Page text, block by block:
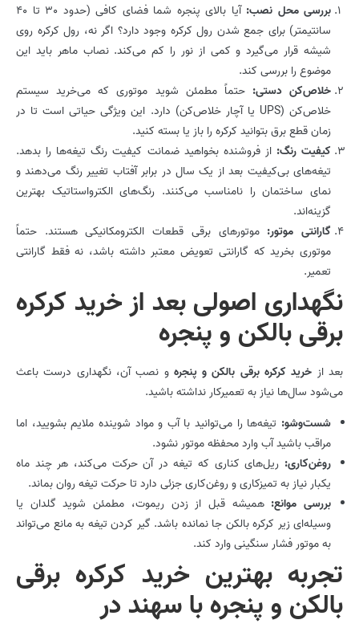
بررسی محل نصب:
آیا بالای پنجره شما فضای کافی (حدود 30 تا 40
سانتیمتر) برای جمع شدن رول کرکره وجود دارد؟ اگر نه، رول کرکره روی
شیشه قرار می‌گیرد و کمی از نور را کم می‌کند. نصاب ماهر باید این
موضوع را بررسی کند.
خلاص‌کن دستی: حتماً مطمئن شوید موتوری که می‌خرید سیستم
خلاص‌کن (UPS یا آچار خلاص‌کن) دارد. این ویژگی حیاتی است تا در
زمان قطع برق بتوانید کرکره را باز یا بسته کنید.
کیفیت رنگ: از فروشنده بخواهید ضمانت کیفیت رنگ تیغه‌ها را بدهد.
تیغه‌های بی‌کیفیت بعد از یک سال در برابر آفتاب تغییر رنگ می‌دهند و
نمای ساختمان را نامناسب می‌کنند. رنگ‌های الکترواستاتیک بهترین
گزینه‌اند.
گارانتی موتور: موتورهای برقی قطعات الکترومکانیکی هستند. حتماً
موتوری بخرید که گارانتی تعویض معتبر داشته باشد، نه فقط گارانتی
تعمیر.
نگهداری اصولی بعد از خرید کرکره
برقی بالکن و پنجره
بعد از خرید کرکره برقی بالکن و پنجره و نصب آن، نگهداری درست باعث
می‌شود سال‌ها نیاز به تعمیرکار نداشته باشید.
شست‌وشو: تیغه‌ها را می‌توانید با آب و مواد شوینده ملایم بشویید، اما
مراقب باشید آب وارد محفظه موتور نشود.
روغن‌کاری: ریل‌های کناری که تیغه در آن حرکت می‌کند، هر چند ماه
یکبار نیاز به تمیزکاری و روغن‌کاری جزئی دارد تا حرکت تیغه روان بماند.
بررسی موانع: همیشه قبل از زدن ریموت، مطمئن شوید گلدان یا
وسیله‌ای زیر کرکره بالکن جا نمانده باشد. گیر کردن تیغه به مانع می‌تواند
به موتور فشار سنگینی وارد کند.
تجربه بهترین خرید کرکره برقی
بالکن و پنجره با سهند در